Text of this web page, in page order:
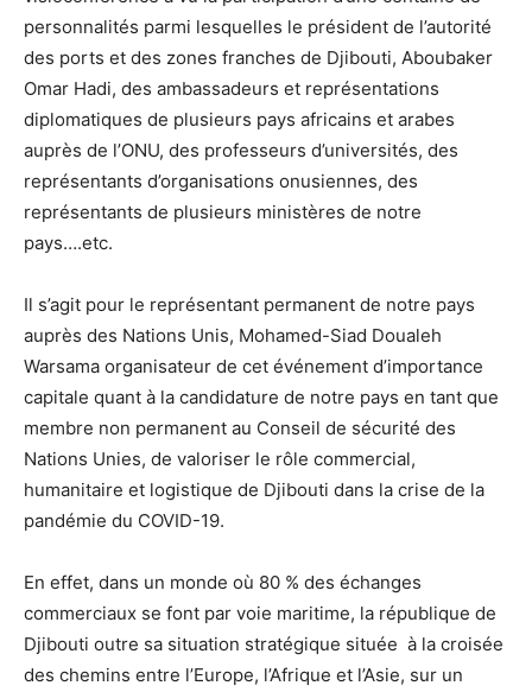
personnalités parmi lesquelles le président de l’autorité
des ports et des zones franches de Djibouti, Aboubaker
Omar Hadi, des ambassadeurs et représentations
diplomatiques de plusieurs pays africains et arabes
auprès de l’ONU, des professeurs d’universités, des
représentants d’organisations onusiennes, des
représentants de plusieurs ministères de notre
pays….etc.
Il s’agit pour le représentant permanent de notre pays
auprès des Nations Unis, Mohamed-Siad Doualeh
Warsama organisateur de cet événement d’importance
capitale quant à la candidature de notre pays en tant que
membre non permanent au Conseil de sécurité des
Nations Unies, de valoriser le rôle commercial,
humanitaire et logistique de Djibouti dans la crise de la
pandémie du COVID-19.
En effet, dans un monde où 80 % des échanges
commerciaux se font par voie maritime, la république de
Djibouti outre sa situation stratégique située à la croisée
des chemins entre l’Europe, l’Afrique et l’Asie, sur un